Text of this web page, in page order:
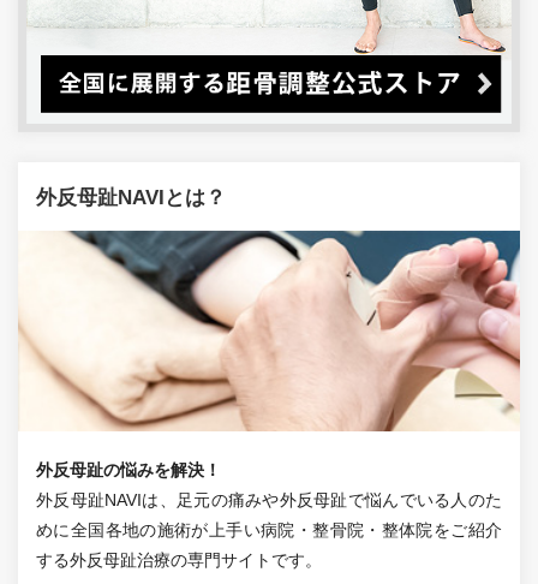
外反母趾NAVIとは？
外反母趾の悩みを解決！
外反母趾NAVIは、足元の痛みや外反母趾で悩んでいる人のた
めに全国各地の施術が上手い病院・整骨院・整体院をご紹介
する外反母趾治療の専門サイトです。